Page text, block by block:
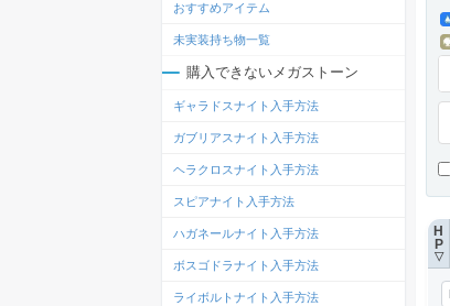
H
P
▽
おすすめアイテム
未実装持ち物一覧
購入できないメガストーン
ギャラドスナイト入手方法
ガブリアスナイト入手方法
ヘラクロスナイト入手方法
スピアナイト入手方法
ハガネールナイト入手方法
ボスゴドラナイト入手方法
ライボルトナイト入手方法